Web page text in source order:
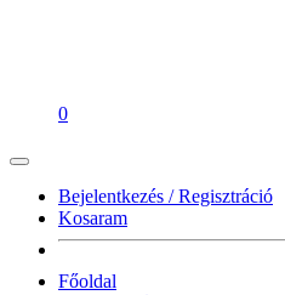
0
Bejelentkezés / Regisztráció
Kosaram
Főoldal